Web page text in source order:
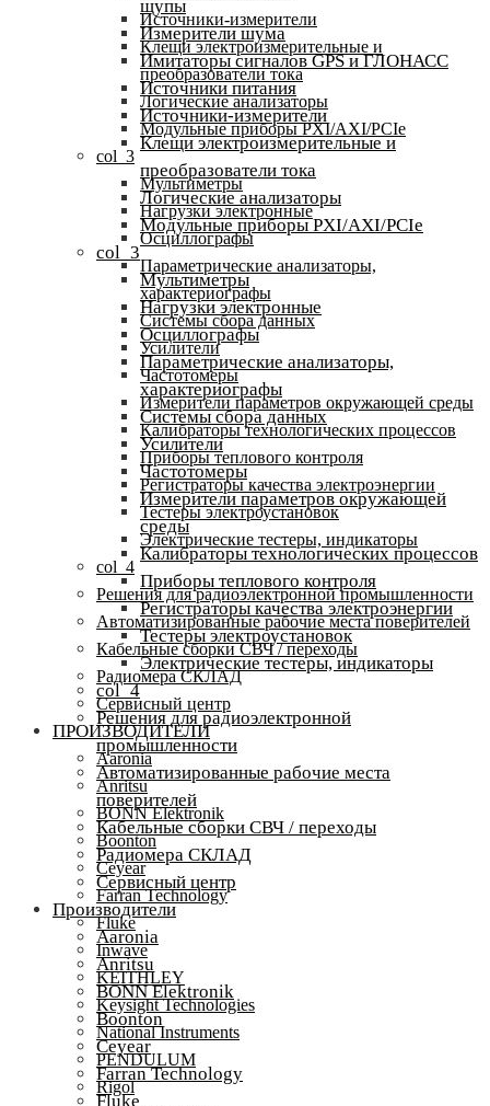
Источники-измерители
Клещи электроизмерительные и
преобразователи тока
Логические анализаторы
Модульные приборы PXI/AXI/PCIe
col_3
Мультиметры
Нагрузки электронные
Осциллографы
Параметрические анализаторы,
характериографы
Системы сбора данных
Усилители
Частотомеры
Измерители параметров окружающей среды
Калибраторы технологических процессов
Приборы теплового контроля
Регистраторы качества электроэнергии
Тестеры электроустановок
Электрические тестеры, индикаторы
col_4
Решения для радиоэлектронной промышленности
Автоматизированные рабочие места поверителей
Кабельные сборки СВЧ / переходы
Радиомера СКЛАД
Сервисный центр
ПРОИЗВОДИТЕЛИ
Aaronia
Anritsu
BONN Elektronik
Boonton
Ceyear
Farran Technology
Fluke
Inwave
KEITHLEY
Keysight Technologies
National Instruments
PENDULUM
Rigol
щупы
Измерители шума
Имитаторы сигналов GPS и ГЛОНАСС
Источники питания
Источники-измерители
Клещи электроизмерительные и
преобразователи тока
Логические анализаторы
Модульные приборы PXI/AXI/PCIe
col_3
Мультиметры
Нагрузки электронные
Осциллографы
Параметрические анализаторы,
характериографы
Системы сбора данных
Усилители
Частотомеры
Измерители параметров окружающей
среды
Калибраторы технологических процессов
Приборы теплового контроля
Регистраторы качества электроэнергии
Тестеры электроустановок
Электрические тестеры, индикаторы
col_4
Решения для радиоэлектронной
промышленности
Автоматизированные рабочие места
поверителей
Кабельные сборки СВЧ / переходы
Радиомера СКЛАД
Сервисный центр
Производители
Aaronia
Anritsu
BONN Elektronik
Boonton
Ceyear
Farran Technology
Fluke